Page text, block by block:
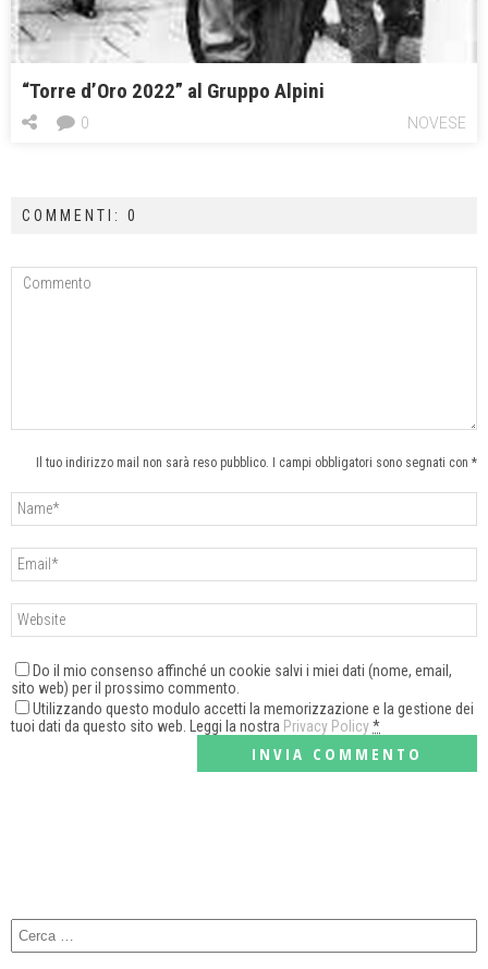
“Torre d’Oro 2022” al Gruppo Alpini
NOVESE
0
COMMENTI: 0
Il tuo indirizzo mail non sarà reso pubblico. I campi obbligatori sono segnati con *
Do il mio consenso affinché un cookie salvi i miei dati (nome, email,
sito web) per il prossimo commento.
Utilizzando questo modulo accetti la memorizzazione e la gestione dei
tuoi dati da questo sito web. Leggi la nostra Privacy Policy*